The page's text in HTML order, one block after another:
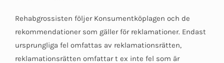
Rehabgrossisten följer Konsumentköplagen och de
rekommendationer som gäller för reklamationer. Endast
ursprungliga fel omfattas av reklamationsrätten,
reklamationsrätten omfattar t ex inte fel som är